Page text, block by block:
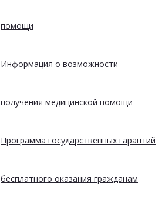
помощи
Информация о возможности
получения медицинской помощи
Программа государственных гарантий
бесплатного оказания гражданам